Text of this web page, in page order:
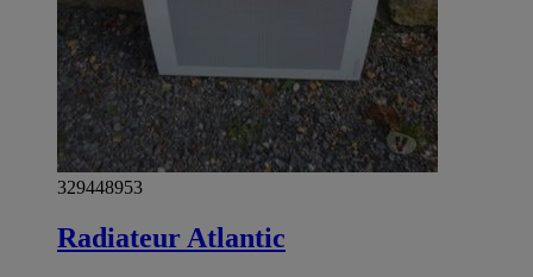
329448953
Radiateur Atlantic